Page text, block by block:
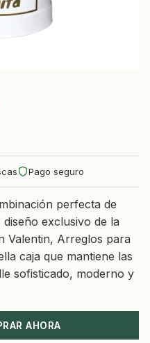
Pago seguro
perfecta de
exclusivo de la
Valentin, Arreglos para
caja que mantiene las
sofisticado, moderno y
AHORA